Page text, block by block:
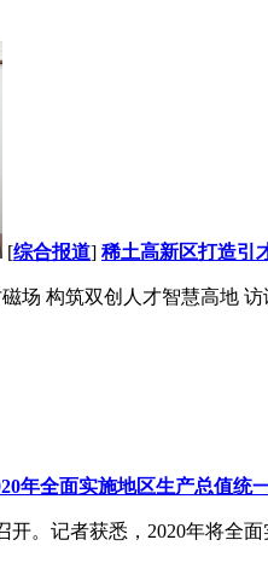
[综合报道] 稀土高新区打造引
场 构筑双创人才智慧高地
年全面实施地区生产总值统
记者获悉，2020年将全面